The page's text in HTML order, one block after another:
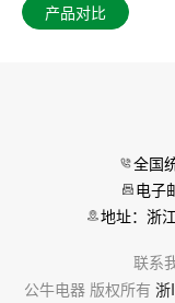
产品对比
全国
电子
地址：浙
联系
公牛电器 版权所有 浙